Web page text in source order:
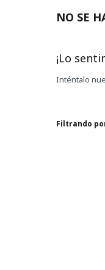
NO SE
¡Lo
Inténtalo
Filtrando